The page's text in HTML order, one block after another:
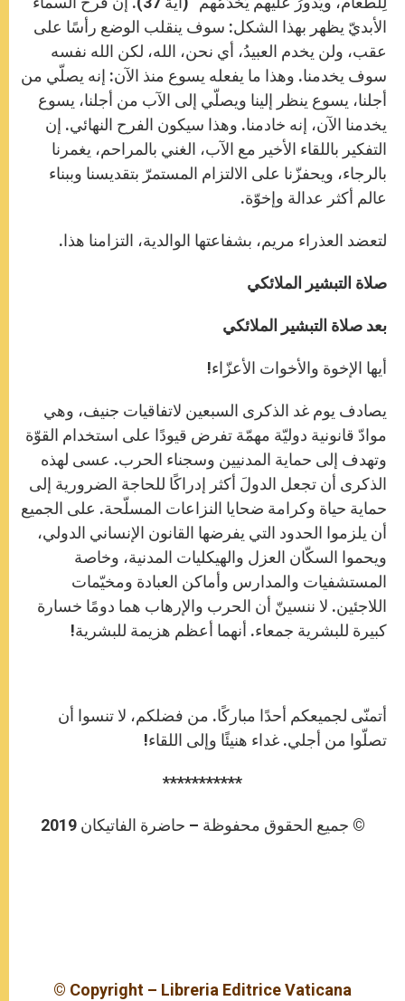
الأبديّ يظهر بهذا الشكل: سوف ينقلب الوضع رأسًا على
عقب، ولن يخدم العبيدُ، أي نحن، الله، لكن الله نفسه
سوف يخدمنا. وهذا ما يفعله يسوع منذ الآن: إنه يصلّي من
أجلنا، يسوع ينظر إلينا ويصلّي إلى الآب من أجلنا، يسوع
يخدمنا الآن، إنه خادمنا. وهذا سيكون الفرح النهائي. إن
التفكير باللقاء الأخير مع الآب، الغني بالمراحم، يغمرنا
بالرجاء، ويحفزّنا على الالتزام المستمرّ بتقديسنا وببناء
عالم أكثر عدالة وإخوّة.
لتعضد العذراء مريم، بشفاعتها الوالدية، التزامنا هذا.
صلاة التبشير الملائكي
بعد صلاة التبشير الملائكي
أيها الإخوة والأخوات الأعزّاء!
يصادف يوم غد الذكرى السبعين لاتفاقيات جنيف، وهي
موادّ قانونية دوليّة مهمّة تفرض قيودًا على استخدام القوّة
وتهدف إلى حماية المدنيين وسجناء الحرب. عسى لهذه
الذكرى أن تجعل الدولَ أكثر إدراكًا للحاجة الضرورية إلى
حماية حياة وكرامة ضحايا النزاعات المسلّحة. على الجميع
أن يلزموا الحدود التي يفرضها القانون الإنساني الدولي،
ويحموا السكّان العزل والهيكليات المدنية، وخاصة
المستشفيات والمدارس وأماكن العبادة ومخيّمات
اللاجئين. لا ننسينّ أن الحرب والإرهاب هما دومًا خسارة
كبيرة للبشرية جمعاء. أنهما أعظم هزيمة للبشرية!
أتمنّى لجميعكم أحدًا مباركًا. من فضلكم، لا تنسوا أن
تصلّوا من أجلي. غداء هنيئًا وإلى اللقاء!
***********
© جميع الحقوق محفوظة – حاضرة الفاتيكان 2019
© Copyright – Libreria Editrice Vaticana